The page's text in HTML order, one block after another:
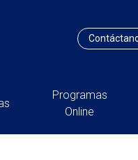
Programas
Online